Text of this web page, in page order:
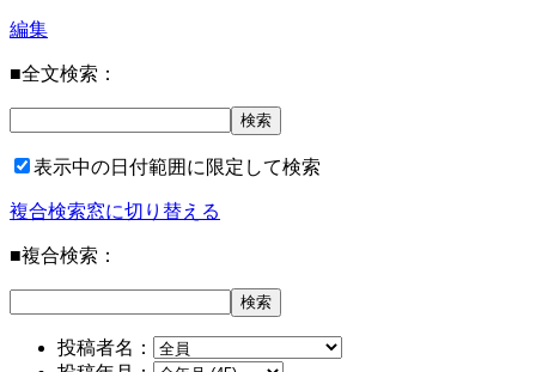
編集
■全文検索：
表示中の日付範囲に限定して検索
複合検索窓に切り替える
■複合検索：
投稿者名：